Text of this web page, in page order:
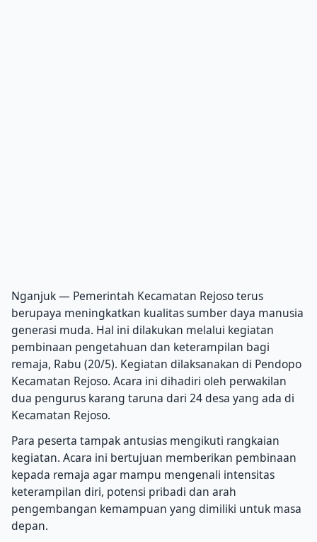
Nganjuk — Pemerintah Kecamatan Rejoso terus
berupaya meningkatkan kualitas sumber daya manusia
generasi muda. Hal ini dilakukan melalui kegiatan
pembinaan pengetahuan dan keterampilan bagi
remaja, Rabu (20/5). Kegiatan dilaksanakan di Pendopo
Kecamatan Rejoso. Acara ini dihadiri oleh perwakilan
dua pengurus karang taruna dari 24 desa yang ada di
Kecamatan Rejoso.
Para peserta tampak antusias mengikuti rangkaian
kegiatan. Acara ini bertujuan memberikan pembinaan
kepada remaja agar mampu mengenali intensitas
keterampilan diri, potensi pribadi dan arah
pengembangan kemampuan yang dimiliki untuk masa
depan.